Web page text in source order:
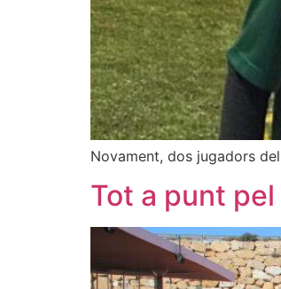
Novament, dos jugadors
Tot a punt